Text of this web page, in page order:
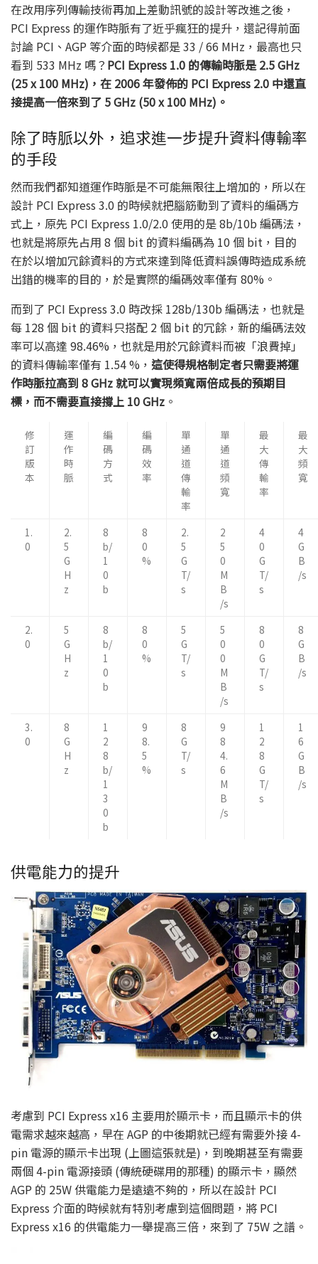
在改用序列傳輸技術再加上差動訊號的設計等改進之後，
PCI Express 的運作時脈有了近乎瘋狂的提升，還記得前面
討論 PCI、AGP 等介面的時候都是 33 / 66 MHz，最高也只
看到 533 MHz 嗎？ PCI Express 1.0 的傳輸時脈是 2.5 GHz
(25 x 100 MHz)，在 2006 年發佈的 PCI Express 2.0 中還直
接提高一倍來到了 5 GHz (50 x 100 MHz)。
除了時脈以外，追求進一步提升資料傳輸率
的手段
然而我們都知道運作時脈是不可能無限往上增加的，所以在
設計 PCI Express 3.0 的時候就把腦筋動到了資料的編碼方
式上，原先 PCI Express 1.0/2.0 使用的是 8b/10b 編碼法，
也就是將原先占用 8 個 bit 的資料編碼為 10 個 bit，目的
在於以增加冗餘資料的方式來達到降低資料誤傳時造成系統
出錯的機率的目的，於是實際的編碼效率僅有 80%。
而到了 PCI Express 3.0 時改採 128b/130b 編碼法，也就是
每 128 個 bit 的資料只搭配 2 個 bit 的冗餘，新的編碼法效
率可以高達 98.46%，也就是用於冗餘資料而被「浪費掉」
的資料傳輸率僅有 1.54 %， 這使得規格制定者只需要將運
作時脈拉高到 8 GHz 就可以實現頻寬兩倍成長的預期目
標，而不需要直接撐上 10 GHz 。
修
訂
版
本
運
作
時
脈
編
碼
方
式
編
碼
效
率
單
通
道
傳
輸
率
單
通
道
頻
寬
最
大
傳
輸
率
最
大
頻
寬
1.
0
2.
5
G
H
z
8
b/
1
0
b
8
0
%
2.
5
G
T/
s
2
5
0
M
B
/s
4
0
G
T/
s
4
G
B
/s
2.
0
5
G
H
z
8
b/
1
0
b
8
0
%
5
G
T/
s
5
0
0
M
B
/s
8
0
G
T/
s
8
G
B
/s
3.
0
8
G
H
z
1
2
8
b/
1
3
0
b
9
8.
5
%
8
G
T/
s
9
8
4.
6
M
B
/s
1
2
8
G
T/
s
1
6
G
B
/s
供電能力的提升
考慮到 PCI Express x16 主要用於顯示卡，而且顯示卡的供
電需求越來越高，早在 AGP 的中後期就已經有需要外接 4-
pin 電源的顯示卡出現 (上圖這張就是)，到晚期甚至有需要
兩個 4-pin 電源接頭 (傳統硬碟用的那種) 的顯示卡，顯然
AGP 的 25W 供電能力是遠遠不夠的，所以在設計 PCI
Express 介面的時候就有特別考慮到這個問題，將 PCI
Express x16 的供電能力一舉提高三倍，來到了 75W 之譜。